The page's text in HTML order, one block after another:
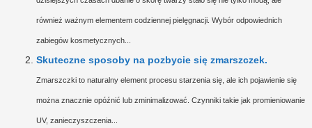
również ważnym elementem codziennej pielęgnacji. Wybór odpowiednich
zabiegów kosmetycznych...
Skuteczne sposoby na pozbycie się zmarszczek.
Zmarszczki to naturalny element procesu starzenia się, ale ich pojawienie się
można znacznie opóźnić lub zminimalizować. Czynniki takie jak promieniowanie
UV, zanieczyszczenia...